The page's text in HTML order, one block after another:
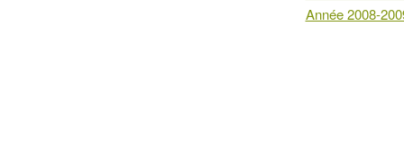
Année 2008-